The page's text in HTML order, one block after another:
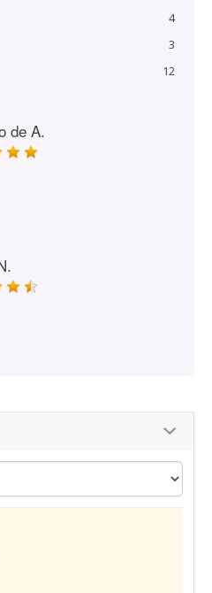
4
3
12
de A.